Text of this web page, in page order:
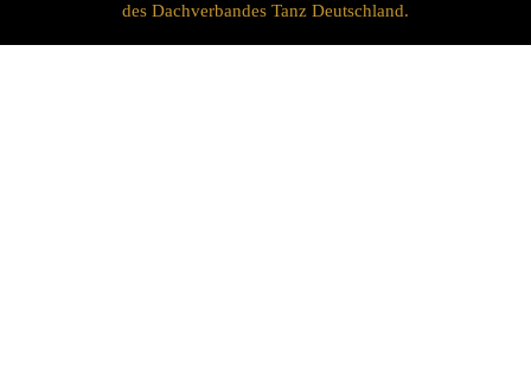
des Dachverbandes Tanz Deutschland.